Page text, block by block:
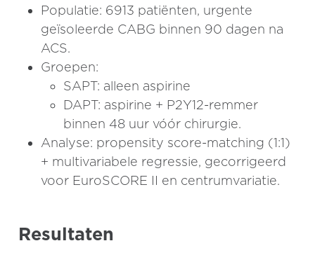
Populatie: 6913 patiënten, urgente
geïsoleerde CABG binnen 90 dagen na
ACS.
Groepen:
SAPT: alleen aspirine
DAPT: aspirine + P2Y12-remmer
binnen 48 uur vóór chirurgie.
Analyse: propensity score-matching (1:1)
+ multivariabele regressie, gecorrigeerd
voor EuroSCORE II en centrumvariatie.
Resultaten